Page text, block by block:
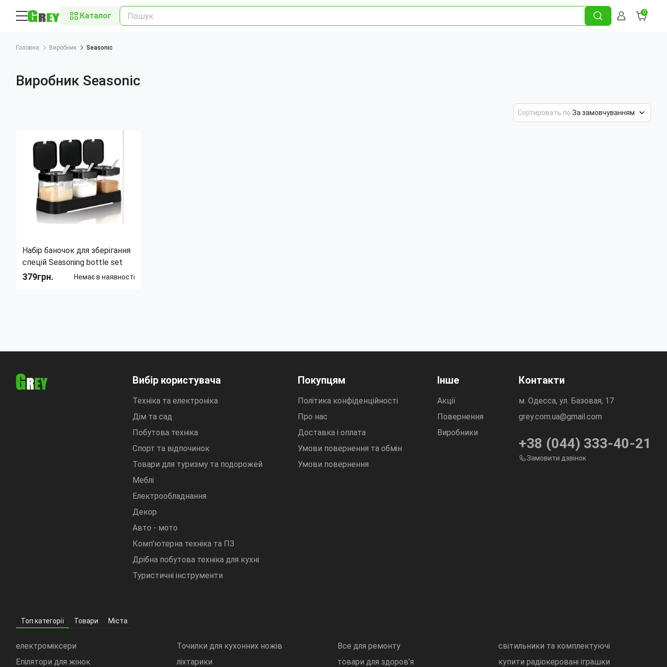
Каталог 0
Головна Виробник Seasonic
Виробник Seasonic
Сортировать по:За замовчуванням
Набір баночок для зберігання
спецій Seasoning bottle set
379грн. Немає в наявності
Вибір користувача
Техніка та електроніка
Дім та сад
Побутова техніка
Спорт та відпочинок
Товари для туризму та подорожей
Меблі
Електрообладнання
Декор
Авто - мото
Комп'ютерна техніка та ПЗ
Дрібна побутова техніка для кухні
Туристичні інструменти
Покупцям
Політика конфіденційності
Про нас
Доставка і оплата
Умови повернення та обмін
Умови повернення
Інше
Акції
Повернення
Виробники
Контакти
м. Одесса, ул. Базовая, 17
grey.com.ua@gmail.com
+38 (044) 333-40-21
Замовити дзвінок
Топ категорії Товари Міста
електроміксери
Епілятори для жінок
Точилки для кухонних ножів
ліхтарики
Все для ремонту
товари для здоров'я
світильники та комплектуючі
купити радіокеровані іграшки